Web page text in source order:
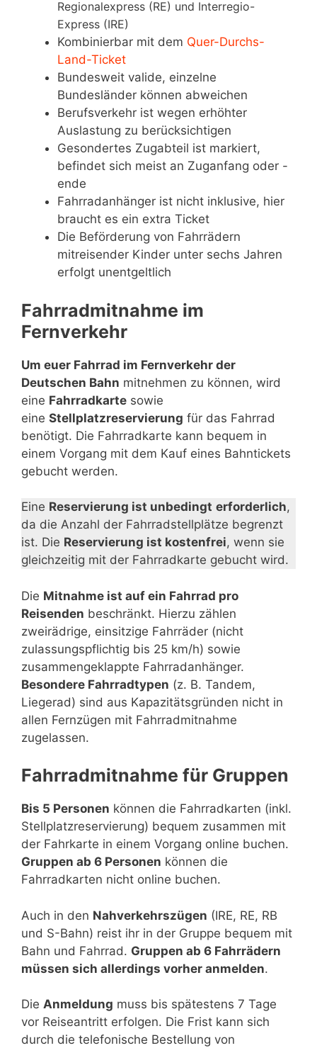
Regionalexpress (RE) und Interregio-
Express (IRE)
Kombinierbar mit dem Quer-Durchs-
Land-Ticket
Bundesweit valide, einzelne
Bundesländer können abweichen
Berufsverkehr ist wegen erhöhter
Auslastung zu berücksichtigen
Gesondertes Zugabteil ist markiert,
befindet sich meist an Zuganfang oder -
ende
Fahrradanhänger ist nicht inklusive, hier
braucht es ein extra Ticket
Die Beförderung von Fahrrädern
mitreisender Kinder unter sechs Jahren
erfolgt unentgeltlich
Fahrradmitnahme im
Fernverkehr
Um euer Fahrrad im Fernverkehr der
Deutschen Bahn mitnehmen zu können, wird
eine Fahrradkarte sowie
eine Stellplatzreservierung für das Fahrrad
benötigt. Die Fahrradkarte kann bequem in
einem Vorgang mit dem Kauf eines Bahntickets
gebucht werden.
Eine Reservierung ist unbedingt erforderlich,
da die Anzahl der Fahrradstellplätze begrenzt
ist. Die Reservierung ist kostenfrei, wenn sie
gleichzeitig mit der Fahrradkarte gebucht wird.
Die Mitnahme ist auf ein Fahrrad pro
Reisenden beschränkt. Hierzu zählen
zweirädrige, einsitzige Fahrräder (nicht
zulassungspflichtig bis 25 km/h) sowie
zusammengeklappte Fahrradanhänger.
Besondere Fahrradtypen (z. B. Tandem,
Liegerad) sind aus Kapazitätsgründen nicht in
allen Fernzügen mit Fahrradmitnahme
zugelassen.
Fahrradmitnahme für Gruppen
Bis 5 Personen können die Fahrradkarten (inkl.
Stellplatzreservierung) bequem zusammen mit
der Fahrkarte in einem Vorgang online buchen.
Gruppen ab 6 Personen können die
Fahrradkarten nicht online buchen.
Auch in den Nahverkehrszügen (IRE, RE, RB
und S-Bahn) reist ihr in der Gruppe bequem mit
Bahn und Fahrrad. Gruppen ab 6 Fahrrädern
müssen sich allerdings vorher anmelden.
Die Anmeldung muss bis spätestens 7 Tage
vor Reiseantritt erfolgen. Die Frist kann sich
durch die telefonische Bestellung von